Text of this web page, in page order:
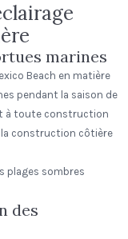
marines
Beach en matière
pendant la saison de
à toute construction
la construction côtière
plages sombres
des